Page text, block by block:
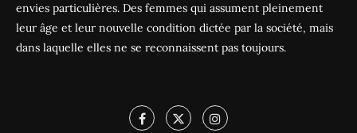
envies particulières. Des femmes qui assument pleinement
leur âge et leur nouvelle condition dictée par la société, mais
dans laquelle elles ne se reconnaissent pas toujours.